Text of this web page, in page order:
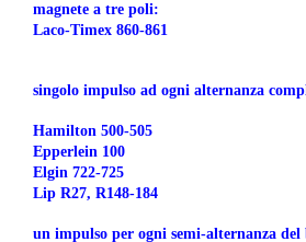
magnete a tre poli:
Laco-Timex 860-861
singolo impulso ad ogni alternanza
Hamilton
Elgin 722-725
Lip R27, R148-184
un impulso per ogni semi-alternanza del